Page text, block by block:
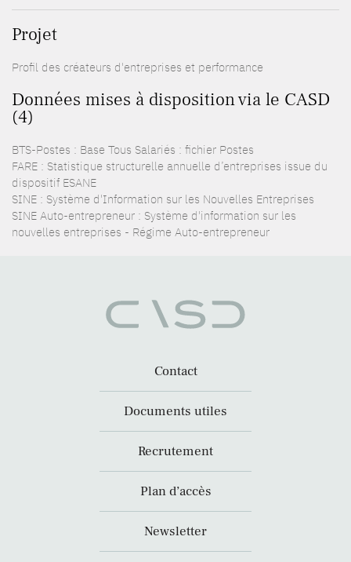
Projet
Profil des créateurs d'entreprises et performance
Données mises à disposition via le CASD
(4)
BTS-Postes : Base Tous Salariés : fichier Postes
FARE : Statistique structurelle annuelle d’entreprises issue du
dispositif ESANE
SINE : Système d'Information sur les Nouvelles Entreprises
SINE Auto-entrepreneur : Système d'information sur les
nouvelles entreprises - Régime Auto-entrepreneur
Contact
Documents utiles
Recrutement
Plan d’accès
Newsletter